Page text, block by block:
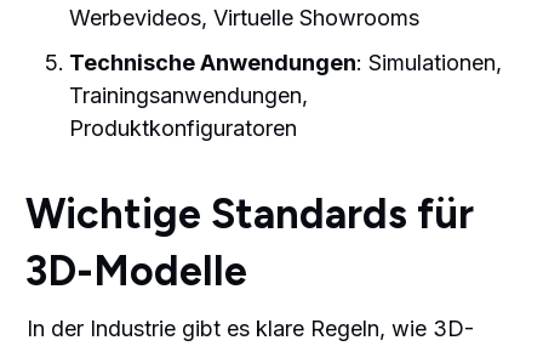
Werbevideos, Virtuelle Showrooms
Technische Anwendungen: Simulationen,
Trainingsanwendungen,
Produktkonfiguratoren
Wichtige Standards für
3D-Modelle
In der Industrie gibt es klare Regeln, wie 3D-